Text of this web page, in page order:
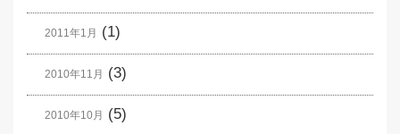
2011年1月 (1)
2010年11月 (3)
2010年10月 (5)